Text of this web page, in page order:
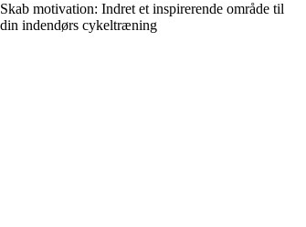
Skab motivation: Indret et inspirerende område til
din indendørs cykeltræning